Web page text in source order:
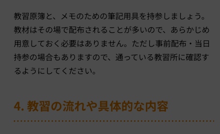
教習原簿と、メモのための筆記用具を持参しましょう。
教材はその場で配布されることが多いので、あらかじめ
用意しておく必要はありません。ただし事前配布・当日
持参の場合もありますので、通っている教習所に確認す
るようにしてください。
4. 教習の流れや具体的な内容